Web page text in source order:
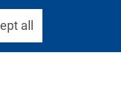
all